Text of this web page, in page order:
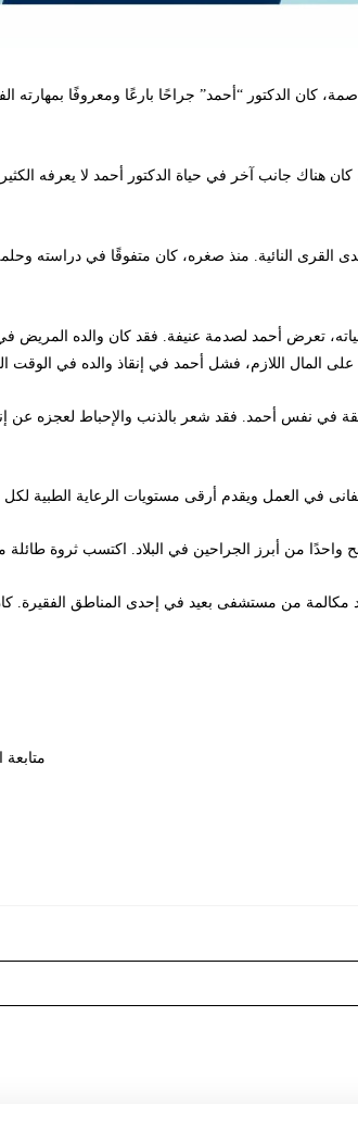
الدكتور “أحمد” جراحًا بارعًا ومعروفًا بمهارته
هناك جانب آخر في حياة الدكتور أحمد لا يعرفه
النائية. منذ صغره، كان متفوقًا في دراسته وحلمه
تعرض أحمد لصدمة عنيفة. فقد كان والده المريض في
اللازم، فشل أحمد في إنقاذ والده في الوقت
نفس أحمد. فقد شعر بالذنب والإحباط لعجزه عن
العمل ويقدم أرقى مستويات الرعاية الطبية لكل
من أبرز الجراحين في البلاد. اكتسب ثروة طائلة من
من مستشفى بعيد في إحدى المناطق الفقيرة.
متابعة